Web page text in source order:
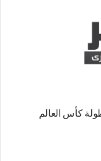
كأس العالم